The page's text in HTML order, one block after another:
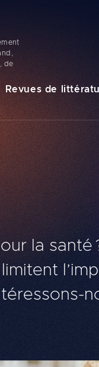
de
Navigation
principale
Revues de
la